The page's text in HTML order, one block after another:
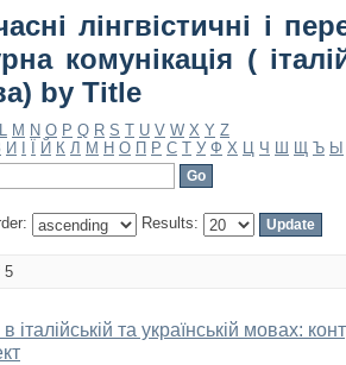
лінгвістичні і
комунікація (
by Title
L M N O P Q R S T U V W X Y Z
И Й К Л М Н О П Р С Т У Ф Х Ц Ч Ш Щ Ъ Ы
Results:
5
італійській та українській мовах: